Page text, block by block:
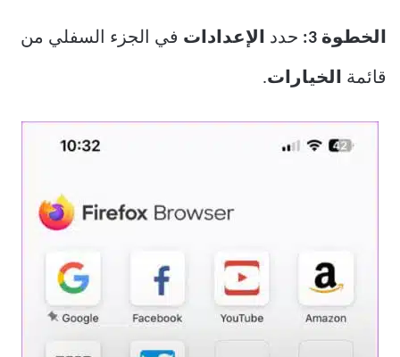
الخطوة 3: حدد الإعدادات في الجزء السفلي من
قائمة الخيارات.